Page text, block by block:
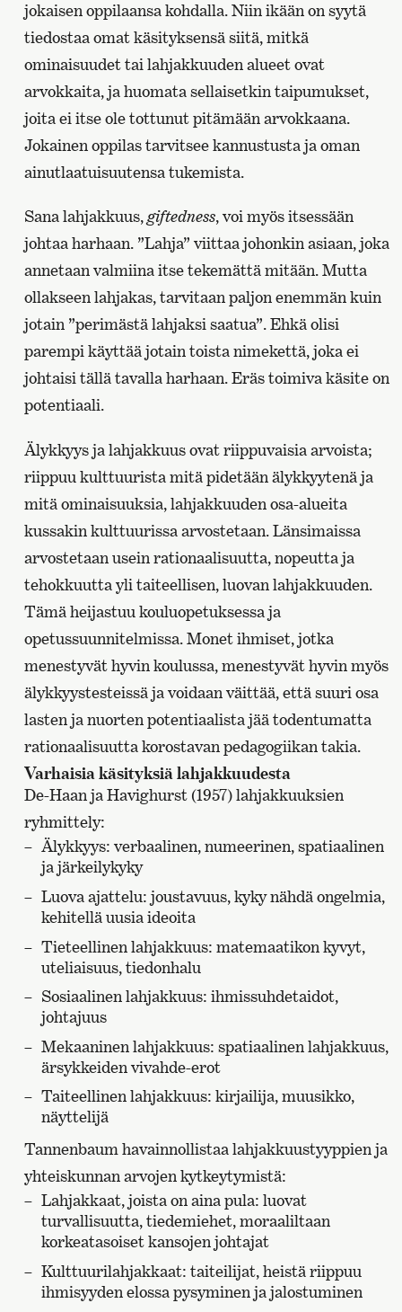
jokaisen oppilaansa kohdalla. Niin ikään on syytä
tiedostaa omat käsityksensä siitä, mitkä
ominaisuudet tai lahjakkuuden alueet ovat
arvokkaita, ja huomata sellaisetkin taipumukset,
joita ei itse ole tottunut pitämään arvokkaana.
Jokainen oppilas tarvitsee kannustusta ja oman
ainutlaatuisuutensa tukemista.
Sana lahjakkuus,giftedness, voi myös itsessään
johtaa harhaan. ”Lahja” viittaa johonkin asiaan, joka
annetaan valmiina itse tekemättä mitään. Mutta
ollakseen lahjakas, tarvitaan paljon enemmän kuin
jotain ”perimästä lahjaksi saatua”. Ehkä olisi
parempi käyttää jotain toista nimekettä, joka ei
johtaisi tällä tavalla harhaan. Eräs toimiva käsite on
potentiaali.
Älykkyys ja lahjakkuus ovat riippuvaisia arvoista;
riippuu kulttuurista mitä pidetään älykkyytenä ja
mitä ominaisuuksia, lahjakkuuden osa-alueita
kussakin kulttuurissa arvostetaan. Länsimaissa
arvostetaan usein rationaalisuutta, nopeutta ja
tehokkuutta yli taiteellisen, luovan lahjakkuuden.
Tämä heijastuu kouluopetuksessa ja
opetussuunnitelmissa. Monet ihmiset, jotka
menestyvät hyvin koulussa, menestyvät hyvin myös
älykkyystesteissä ja voidaan väittää, että suuri osa
lasten ja nuorten potentiaalista jää todentumatta
rationaalisuutta korostavan pedagogiikan takia.
Varhaisia käsityksiä lahjakkuudesta
De-Haan ja Havighurst (1957) lahjakkuuksien
ryhmittely:
Älykkyys: verbaalinen, numeerinen, spatiaalinen
ja järkeilykyky
Luova ajattelu: joustavuus, kyky nähdä ongelmia,
kehitellä uusia ideoita
Tieteellinen lahjakkuus: matemaatikon kyvyt,
uteliaisuus, tiedonhalu
Sosiaalinen lahjakkuus: ihmissuhdetaidot,
johtajuus
Mekaaninen lahjakkuus: spatiaalinen lahjakkuus,
ärsykkeiden vivahde-erot
Taiteellinen lahjakkuus: kirjailija, muusikko,
näyttelijä
Tannenbaum havainnollistaa lahjakkuustyyppien ja
yhteiskunnan arvojen kytkeytymistä:
Lahjakkaat, joista on aina pula: luovat
turvallisuutta, tiedemiehet, moraaliltaan
korkeatasoiset kansojen johtajat
Kulttuurilahjakkaat: taiteilijat, heistä riippuu
ihmisyyden elossa pysyminen ja jalostuminen